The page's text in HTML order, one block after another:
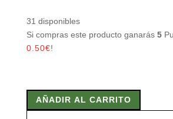
31 disponibles
Si compras este producto ganarás 5
0.50€!
300
AÑADIR AL CARRITO